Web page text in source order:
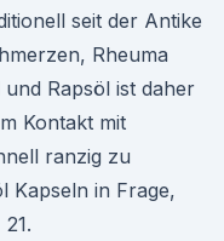
seit der Antike
Rheuma
Rapsöl ist daher
Kontakt mit
ranzig zu
Kapseln in Frage,